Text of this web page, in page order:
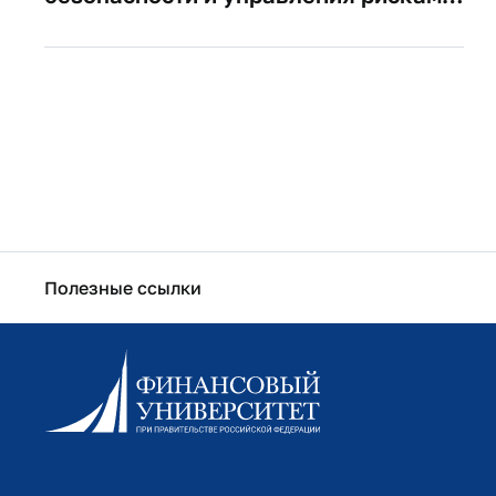
проекта Концепции финансовой
Полезные ссылки
Информационно-образовательный портал
Личный кабинет поступающего
Библиотечно-информационный комплекс